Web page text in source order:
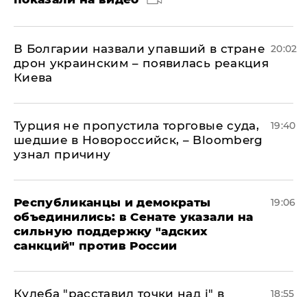
В Болгарии назвали упавший в стране
дрон украинским – появилась реакция
Киева
20:02
Турция не пропустила торговые суда,
шедшие в Новороссийск, – Bloomberg
узнал причину
19:40
Республиканцы и демократы
объединились: в Сенате указали на
сильную поддержку "адских
санкций" против России
19:06
Кулеба "расставил точки над і" в 18:55